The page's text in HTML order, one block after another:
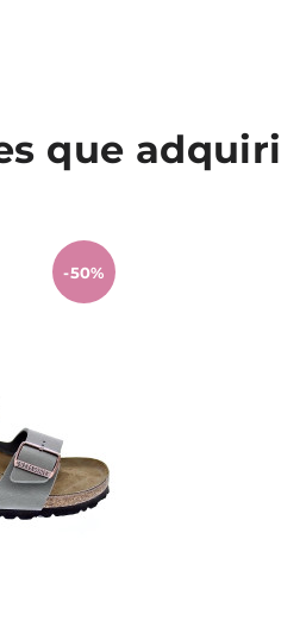
que
-50%